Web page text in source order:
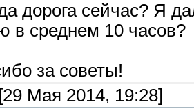
дорога сейчас? Я
в среднем 10 часов?
за советы!
[29 Мая 2014, 19:28]